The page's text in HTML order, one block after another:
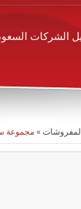
الشركات
المفروشات » مجموعة